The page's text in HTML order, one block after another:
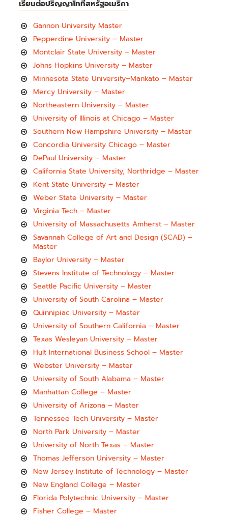
เรียนต่อปริญญาโทที่สหรัฐอเมริกา
Gannon University Master
Pepperdine University – Master
Montclair State University – Master
Johns Hopkins University – Master
Minnesota State University–Mankato – Master
Mercy University – Master
Northeastern University – Master
University of Illinois at Chicago – Master
Southern New Hampshire University – Master
Concordia University Chicago – Master
DePaul University – Master
California State University, Northridge – Master
Kent State University – Master
Weber State University – Master
Virginia Tech – Master
University of Massachusetts Amherst – Master
Savannah College of Art and Design (SCAD) –
Master
Baylor University – Master
Stevens Institute of Technology – Master
Seattle Pacific University – Master
University of South Carolina – Master
Quinnipiac University – Master
University of Southern California – Master
Texas Wesleyan University – Master
Hult International Business School – Master
Webster University – Master
University of South Alabama – Master
Manhattan College – Master
University of Arizona – Master
Tennessee Tech University – Master
North Park University – Master
University of North Texas – Master
Thomas Jefferson University – Master
New Jersey Institute of Technology – Master
New England College – Master
Florida Polytechnic University – Master
Fisher College – Master